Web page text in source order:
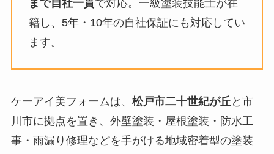
まで自社一貫 で対応。一級塗装技能士が在
籍し、5年・10年の自社保証にも対応してい
ます。
ケーアイ美フォームは、 松戸市二十世紀が丘と市
川市に拠点を置き、外壁塗装・屋根塗装・防水工
事・雨漏り修理などを手がける地域密着型の塗装